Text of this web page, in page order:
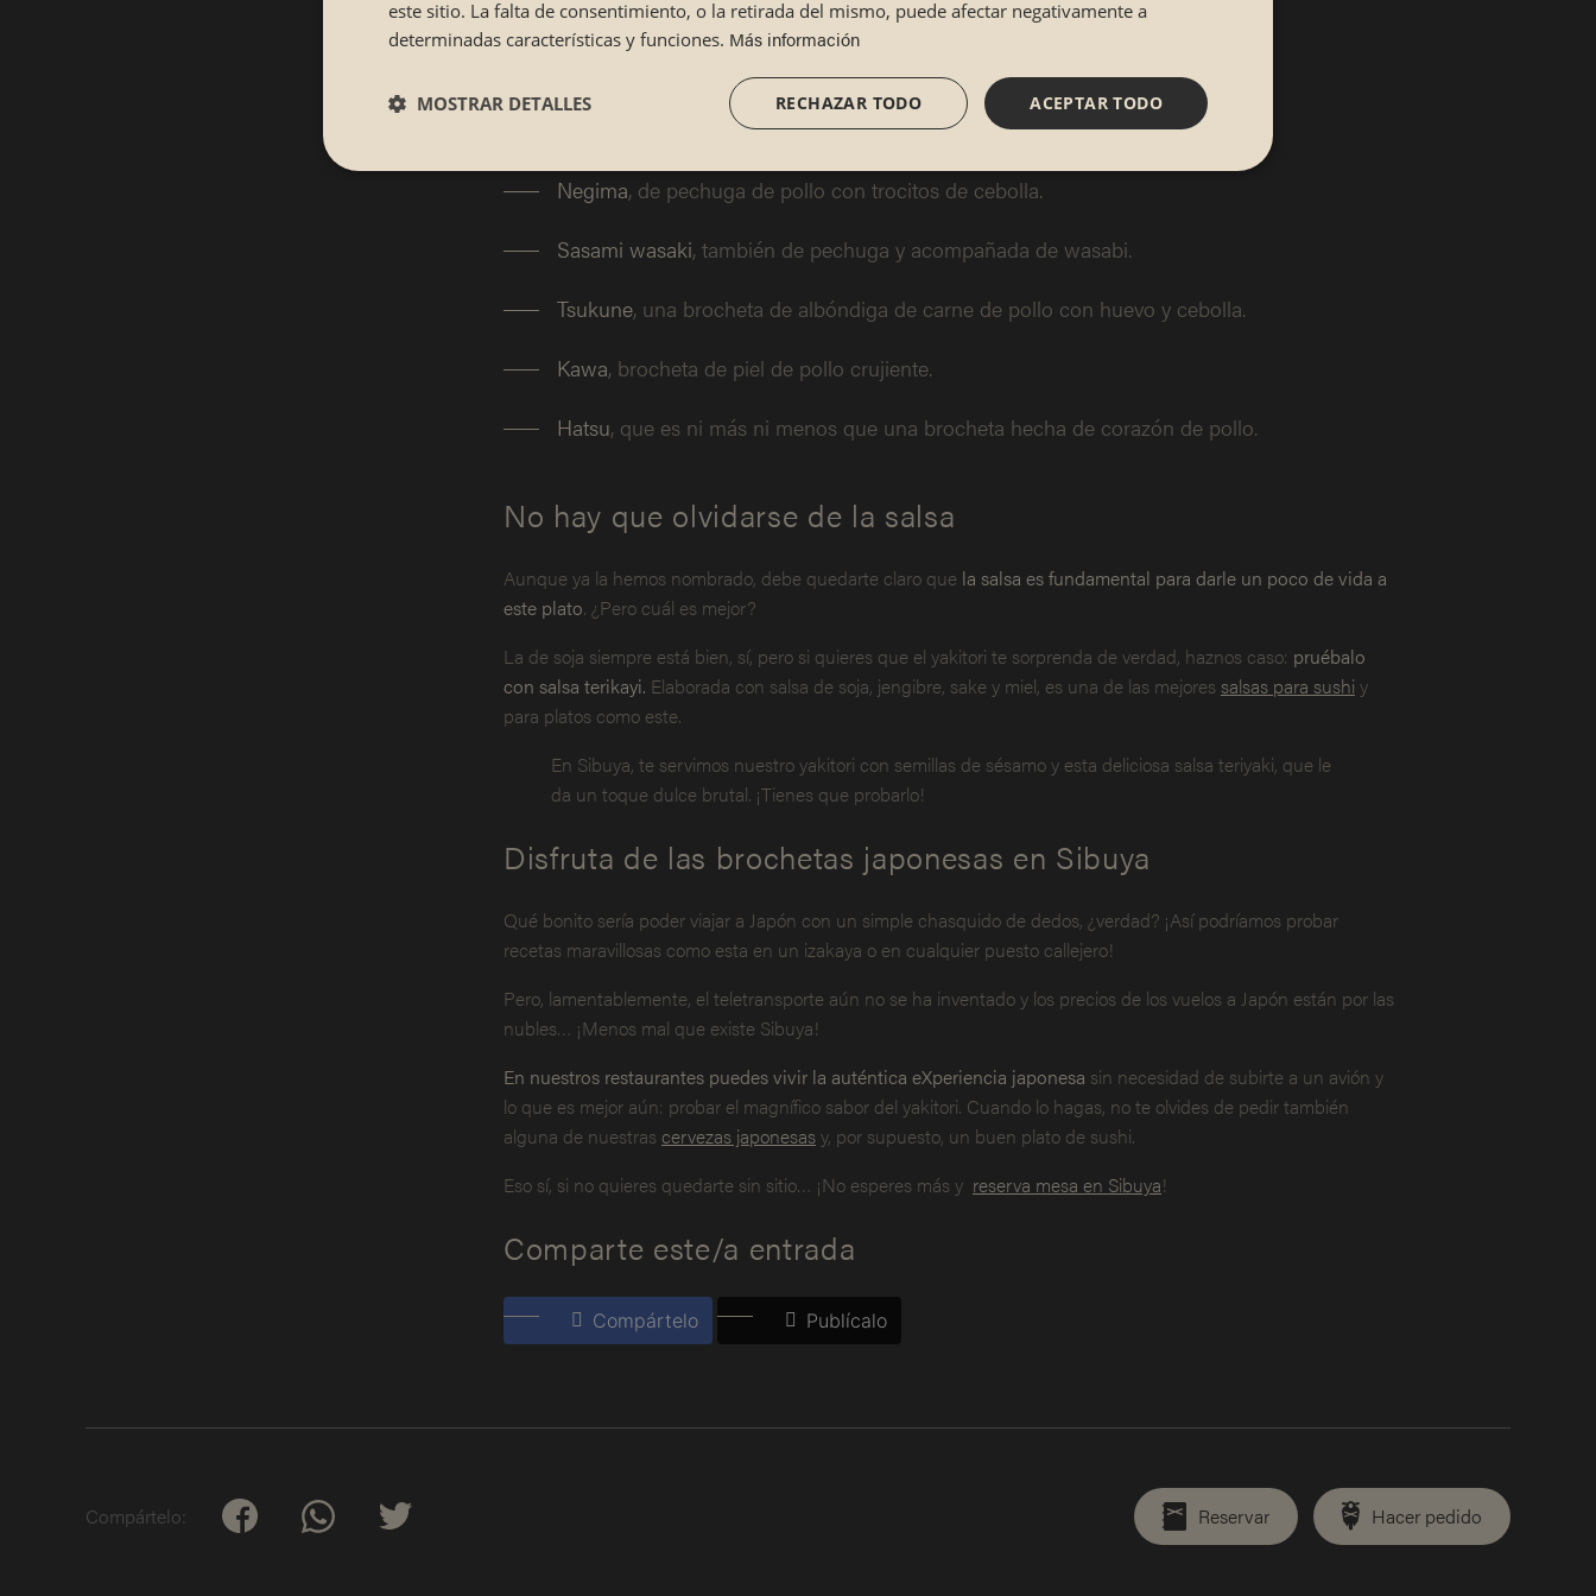
, brocheta elaborada con muslo de pollo.
, de mollejas de pollo.
Negima, de pechuga de pollo con trocitos de cebolla.
Sasami wasaki, también de pechuga y acompañada de wasabi.
Tsukune, una brocheta de albóndiga de carne de pollo con huevo y cebolla.
Kawa, brocheta de piel de pollo crujiente.
Hatsu, que es ni más ni menos que una brocheta hecha de corazón de pollo.
No hay que olvidarse de la salsa
Aunque ya la hemos nombrado, debe quedarte claro que la salsa es fundamental para darle un poco de vida a
este plato. ¿Pero cuál es mejor?
La de soja siempre está bien, sí, pero si quieres que el yakitori te sorprenda de verdad, haznos caso: pruébalo
con salsa terikayi. Elaborada con salsa de soja, jengibre, sake y miel, es una de las mejores salsas para sushi y
para platos como este.
En Sibuya, te servimos nuestro yakitori con semillas de sésamo y esta deliciosa salsa teriyaki, que le
da un toque dulce brutal. ¡Tienes que probarlo!
Disfruta de las brochetas japonesas en Sibuya
Qué bonito sería poder viajar a Japón con un simple chasquido de dedos, ¿verdad? ¡Así podríamos probar
recetas maravillosas como esta en un izakaya o en cualquier puesto callejero!
Pero, lamentablemente, el teletransporte aún no se ha inventado y los precios de los vuelos a Japón están por las
nubles… ¡Menos mal que existe Sibuya!
En nuestros restaurantes puedes vivir la auténtica eXperiencia japonesa sin necesidad de subirte a un avión y
lo que es mejor aún: probar el magnífico sabor del yakitori. Cuando lo hagas, no te olvides de pedir también
alguna de nuestras cervezas japonesasy, por supuesto, un buen plato de sushi.
Eso sí, si no quieres quedarte sin sitio… ¡No esperes más y reserva mesa en Sibuya!
Comparte este/a entrada
Compártelo Publícalo
Compártelo: Reservar Hacer pedido
este sitio. La falta de consentimiento, o la retirada del mismo, puede afectar negativamente a
determinadas características y funciones. Más información
ACEPTAR TODO
RECHAZAR TODO
MOSTRAR DETALLES